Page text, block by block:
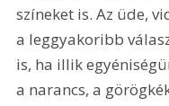
színeket is. Az üde,
a leggyakoribb
is, ha illik
a narancs, a